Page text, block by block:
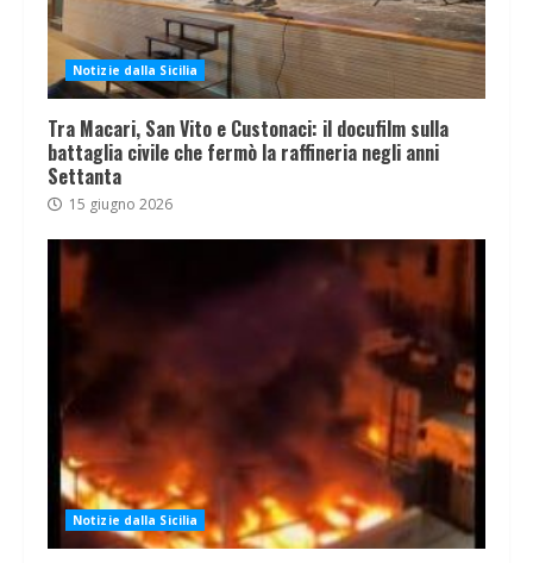
Notizie dalla Sicilia
Tra Macari, San Vito e Custonaci: il docufilm sulla
battaglia civile che fermò la raffineria negli anni
Settanta
15 giugno 2026
Notizie dalla Sicilia